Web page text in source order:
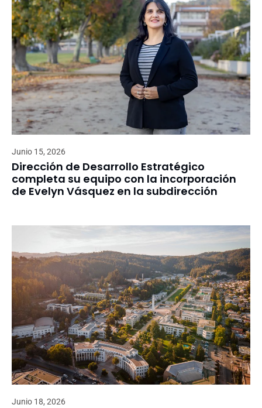
Junio 15, 2026
Dirección de Desarrollo Estratégico
completa su equipo con la incorporación
de Evelyn Vásquez en la subdirección
Junio 18, 2026